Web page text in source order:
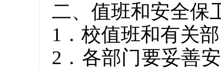
二、值班和安全保
1．校值班和有关
2．各部门要妥善